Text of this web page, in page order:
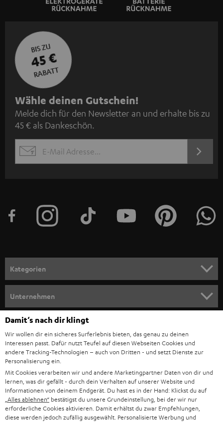
BIS ZU
45 €
RABATT
N
e
w
s
l
e
n
m
e
l
d
u
n
g
Wähle deinen Gutschein!
Melde dich für den Newsletter an und erhalte bis zu
45 € als Dankeschön.
EMAIL
JETZT
Kategorien
HEIMKINO-KOMPLETTANLAGEN
SOUNDBAR
HIFI-LAUTSPRECHER
SMART HOME
BLUETOOTH-LAUTSPRECHER
Unternehmen
SUPPORT
PRESSE & MARKETING
GESCHÄFTSKUNDEN
PARTNERPROGRAMM
Teufel Onlineshops
DEUTSCHLAND
ÖSTERREICH
SCHWEIZ
Damit‘s nach dir klingt
Wir wollen dir ein sicheres Surferlebnis bieten, das genau zu deinen
Interessen passt. Dafür nutzt Teufel auf diesen Webseiten Cookies und
andere Tracking-Technologien – auch von Dritten - und setzt Dienste zur
Personalisierung ein.
Mit Cookies verarbeiten wir und andere Marketingpartner Daten von dir und
lernen, was dir gefällt - durch dein Verhalten auf unserer Website und
Informationen von deinem Endgerät. Du hast es in der Hand: Klickst du auf
„Alles ablehnen“ bestätigst du unsere Grundeinstellung, bei der wir nur
erforderliche Cookies aktivieren. Damit erhältst du zwar Empfehlungen,
diese werden jedoch zufällig ausgewählt. Personalisierte Werbung und